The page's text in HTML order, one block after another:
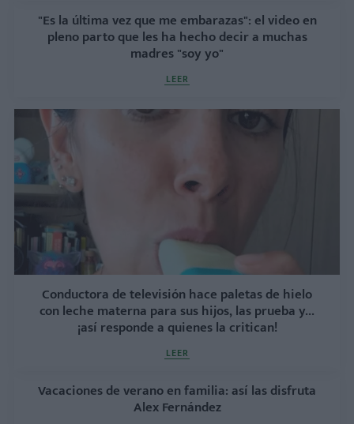
"Es la última vez que me embarazas": el video en
pleno parto que les ha hecho decir a muchas
madres "soy yo"
LEER
Conductora de televisión hace paletas de hielo
con leche materna para sus hijos, las prueba y...
¡así responde a quienes la critican!
LEER
Vacaciones de verano en familia: así las disfruta
Alex Fernández